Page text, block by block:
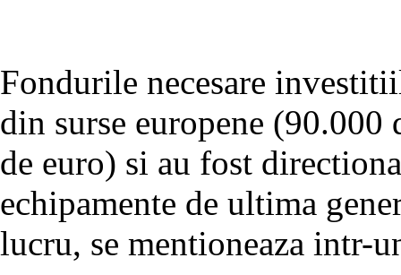
Fondurile necesare
din surse europene
de euro) si au fost
echipamente de ultima
lucru, se mentioneaza intr-